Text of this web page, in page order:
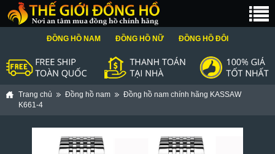
ĐỒNG HỒ NAM ĐỒNG HỒ NỮ ĐỒNG HỒ ĐÔI
Trang chủ Đồng hồ nam
Đồng hồ nam chính hãng KASSAW
K661-4